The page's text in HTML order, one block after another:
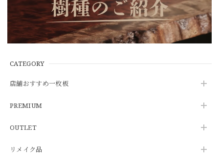
CATEGORY
店舗おすすめ一枚板
PREMIUM
OUTLET
リメイク品